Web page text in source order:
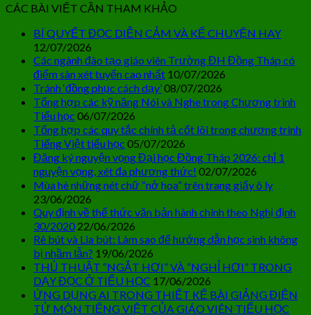
CÁC BÀI VIẾT CẦN THAM KHẢO
BÍ QUYẾT ĐỌC DIỄN CẢM VÀ KỂ CHUYỆN HAY
12/07/2026
Các ngành đào tạo giáo viên Trường ĐH Đồng Tháp có
điểm sàn xét tuyển cao nhất 10/07/2026
Tránh ‘đồng phục cách dạy’08/07/2026
Tổng hợp các kỹ năng Nói và Nghe trong Chương trình
Tiểu học 06/07/2026
Tổng hợp các quy tắc chính tả cốt lõi trong chương trình
Tiếng Việt tiểu học 05/07/2026
Đăng ký nguyện vọng Đại học Đồng Tháp 2026: chỉ 1
nguyện vọng, xét đa phương thức! 02/07/2026
Mùa hè những nét chữ “nở hoa” trên trang giấy ô ly
23/06/2026
Quy định về thể thức văn bản hành chính theo Nghị định
30/2020 22/06/2026
Rê bút và Lia bút: Làm sao để hướng dẫn học sinh không
bị nhầm lẫn? 19/06/2026
THỦ THUẬT “NGẮT HƠI” VÀ “NGHỈ HƠI” TRONG
DẠY ĐỌC Ở TIỂU HỌC 17/06/2026
ỨNG DỤNG AI TRONG THIẾT KẾ BÀI GIẢNG ĐIỆN
TỬ MÔN TIẾNG VIỆT CỦA GIÁO VIÊN TIỂU HỌC